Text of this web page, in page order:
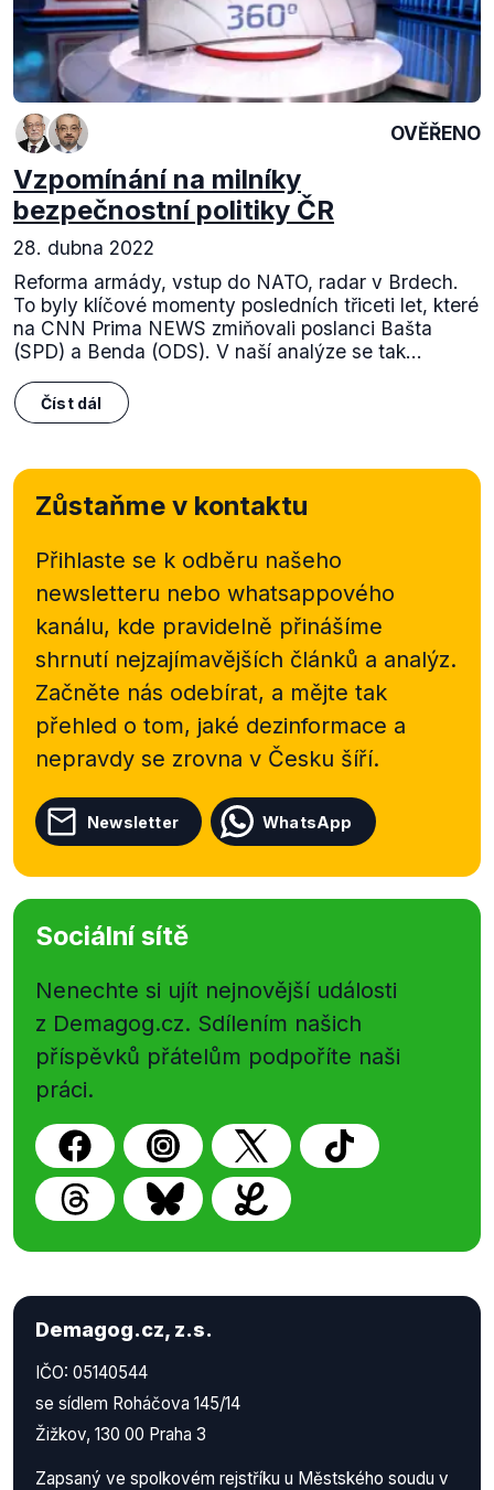
OVĚŘENO
Vzpomínání na milníky
bezpečnostní politiky ČR
28. dubna 2022
Reforma armády, vstup do NATO, radar v Brdech.
To byly klíčové momenty posledních třiceti let, které
na CNN Prima NEWS zmiňovali poslanci Bašta
(SPD) a Benda (ODS). V naší analýze se tak...
Číst dál
Zůstaňme v kontaktu
Přihlaste se k odběru našeho
newsletteru nebo whatsappového
kanálu, kde pravidelně přinášíme
shrnutí nejzajímavějších článků a analýz.
Začněte nás odebírat, a mějte tak
přehled o tom, jaké dezinformace a
nepravdy se zrovna v Česku šíří.
Newsletter WhatsApp
Sociální sítě
Nenechte si ujít nejnovější události
z Demagog.cz. Sdílením našich
příspěvků přátelům podpoříte naši
práci.
Demagog.cz, z.s.
IČO: 05140544
se sídlem Roháčova 145/14
Žižkov, 130 00 Praha 3
Zapsaný ve spolkovém rejstříku u Městského soudu v